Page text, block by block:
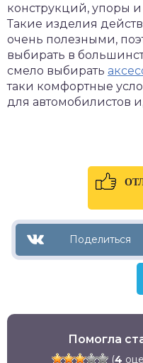
конструкций, упоры и
Такие изделия
очень полезными,
выбирать в
смело выбирать
таки комфортные
для автомобилистов
Помогла
(4